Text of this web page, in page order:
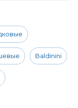
Baldinini